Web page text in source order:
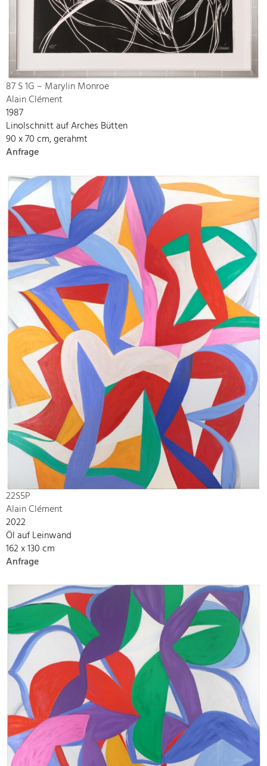
87 S 1G – Marylin Monroe
Alain Clément
1987
Linolschnitt auf Arches Bütten
90 x 70 cm, gerahmt
Anfrage
22S5P
Alain Clément
2022
Öl auf Leinwand
162 x 130 cm
Anfrage